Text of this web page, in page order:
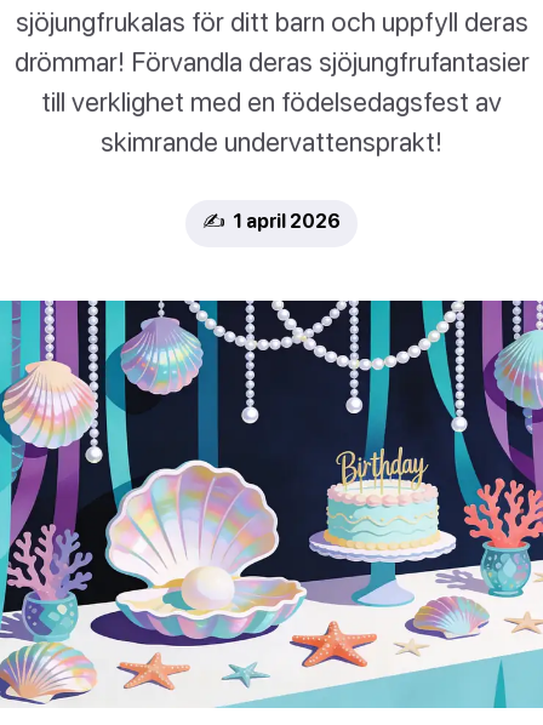
sjöjungfrukalas för ditt barn och uppfyll deras
drömmar! Förvandla deras sjöjungfrufantasier
till verklighet med en födelsedagsfest av
skimrande undervattensprakt!
✍️ 1 april 2026